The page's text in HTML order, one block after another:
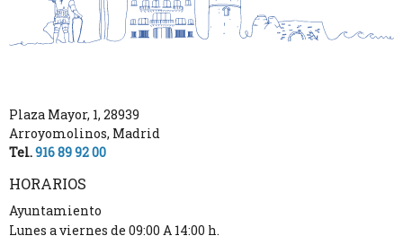
Plaza Mayor, 1, 28939
Arroyomolinos, Madrid
Tel.916 89 92 00
HORARIOS
Ayuntamiento
Lunes a viernes de 09:00 A 14:00 h.